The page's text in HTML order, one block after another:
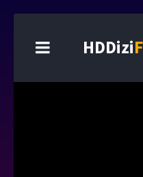
HDDizi